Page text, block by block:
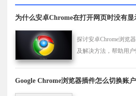
为什么安卓Chrome在打开网页时没有显
探讨安卓Chrome浏览
及解决方法，帮助用
Google Chrome浏览器插件怎么切换账